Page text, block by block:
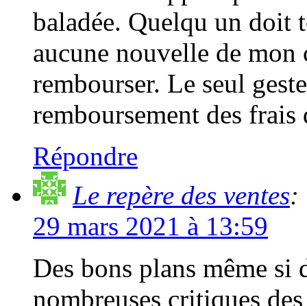
baladée. Quelqu un doit
aucune nouvelle de
rembourser. Le seul
remboursement des frais
Répondre
Le repère des ventes:
29 mars 2021 à 13:59
Des bons plans même si
nombreuses critiques